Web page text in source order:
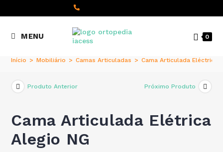
Chamada para a rede fixa
MENU 0
Início > Mobiliário > Camas Articuladas > Cama Articulada Eléctrica
Produto Anterior Próximo Produto
Cama Articulada Elétrica
Alegio NG